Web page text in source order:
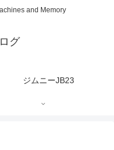
and Memory
グ
ジムニーJB23